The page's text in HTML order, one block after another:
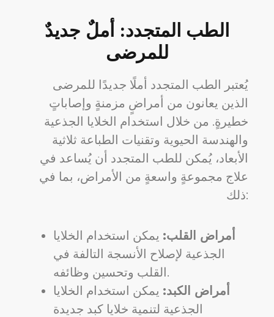
الطب المتجدد: أملٌ جديدٌ
للمرضى
يُعتبر الطب المتجدد أملًا جديدًا للمرضى
الذين يعانون من أمراضٍ مزمنةٍ وإصاباتٍ
خطيرةٍ. من خلال استخدام الخلايا الجذعية
والهندسة الحيوية وتقنيات الطباعة ثلاثية
الأبعاد، يُمكن للطب المتجدد أن يُساعد في
علاج مجموعةٍ واسعةٍ من الأمراض، بما في
ذلك:
أمراض القلب: يمكن استخدام الخلايا
الجذعية لإصلاح الأنسجة التالفة في
القلب وتحسين وظائفه.
أمراض الكبد: يمكن استخدام الخلايا
الجذعية لتنمية خلايا كبد جديدة